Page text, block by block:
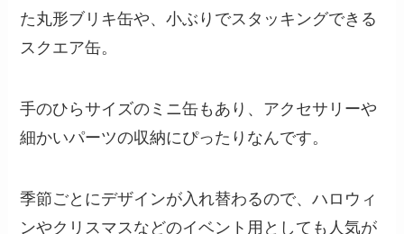
た丸形ブリキ缶や、小ぶりでスタッキングできる
スクエア缶。
手のひらサイズのミニ缶もあり、アクセサリーや
細かいパーツの収納にぴったりなんです。
季節ごとにデザインが入れ替わるので、ハロウィ
ンやクリスマスなどのイベント用としても人気が